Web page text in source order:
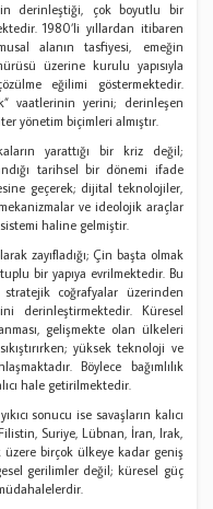
derinleştiği, çok boyutlu bir
1980’li yıllardan itibaren
alanın tasfiyesi, emeğin
üzerine kurulu yapısıyla
eğilimi göstermektedir.
vaatlerinin yerini; derinleşen
yönetim biçimleri almıştır.
yarattığı bir kriz değil;
tarihsel bir dönemi ifade
geçerek; dijital teknolojiler,
ve ideolojik araçlar
haline gelmiştir.
zayıfladığı; Çin başta olmak
bir yapıya evrilmektedir. Bu
coğrafyalar üzerinden
derinleştirmektedir. Küresel
gelişmekte olan ülkeleri
yüksek teknoloji ve
Böylece bağımlılık
hale getirilmektedir.
sonucu ise savaşların kalıcı
Suriye, Lübnan, İran, Irak,
üzere birçok ülkeye kadar geniş
gerilimler değil; küresel güç